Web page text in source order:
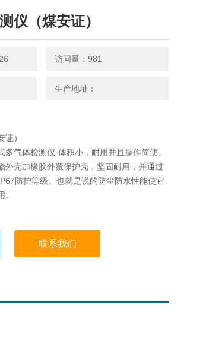
仪（煤安证）
访问量：981
生产地址：
）
多气体检测仪-体积小，耐用并且操作简便。
外壳加橡胶外覆保护壳，坚固耐用，并通过
防护等级。也就是说的防尘防水性能使它
联系我们